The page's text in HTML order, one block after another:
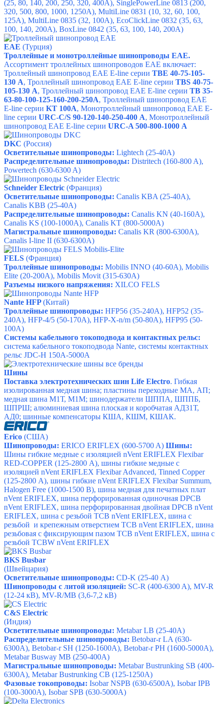
(25, 80, 140, 200, 250, 320, 400A), SinglePowerLine 0813 (200,
320, 500, 800, 1000, 1250A), MultiLine 0831 (10, 32, 60, 100,
125A), MultiLine 0835 (32, 100A), EcoClickLine 0832 (35, 63,
100, 140, 200A), BoxLine 0842 (35, 63, 100, 140, 200A)
EAE (Турция)
Троллейные и монотроллейные шинопроводы ЕАЕ.
Ассортимент троллейных шинопроводов ЕАЕ включает:
Троллейный шинопровод EAE E-line серии TBE 40-75-105-
130 А, Троллейный шинопровод EAE E-line серии TBS 40-75-
105-130 А, Троллейный шинопровод EAE E-line серии TB 35-
63-80-100-125-160-200-250A, Троллейный шинопровод EAE
E-line серии KT 100A, Монотроллейный шинопровод EAE E-
line серии URC-C/S 90-120-140-250-400 А, Монотроллейный
шинопровод EAE E-line серии URC-A 500-800-1000 А
DKC (Россия)
Осветительные шинопроводы: Lightech (25-40A)
Распределительные шинопроводы: Distritech (160-800 A),
Powertech (630-6300 A)
Schneider Electric (Франция)
Осветительные шинопроводы: Canalis KBA (25-40A),
Canalis KBB (25-40A)
Распределительные шинопроводы: Canalis KN (40-160A),
Canalis KS (100-1000A), Canalis KT (800-5000A)
Магистральные шинопроводы: Canalis KR (800-6300A),
Canalis I-line II (630-6300A)
FELS (Франция)
Троллейные шинопроводы: Mobilis INNO (40-60A), Mobilis
Elite (20-200A), Mobilis Movit (315-630A)
Разъемы низкого напряжения: XILCO FELS
Nante HFP(Китай)
Троллейные шинопроводы: HFP56 (35-240A), HFP52 (35-
240A), HFP-4/5 (50-170A), HFP-X-n/m (50-80A), HFP95 (50-
100A)
Системы кабельного токоподвода и контактных рельс:
система кабельного токоподвода Nante, системы контактных
рельс JDC-H 150А-5000А
Шины
Поставка электротехнических шин Life Electro. Гибкая
изолированная медная шина; пластины переходные МА, АП;
медная шина М1Т, М1М; шинодержатели ШППА, ШППБ,
ШПРШ; алюминиевая шина плоская и коробчатая АД31Т,
АД0; шинные компенсаторы КША, КШМ, КШАК.
Erico (США)
Шинопроводы: ERICO ERIFLEX (600-5700 A) Шины:
Шины гибкие медные с изоляцией nVent ERIFLEX Flexibar
RED-COPPER (125-2800 А), шины гибкие медные с
изоляцией nVent ERIFLEX Flexibar Advanced, Tinned Copper
(125-2800 А), шины гибкие nVent ERIFLEX Flexibar Summum,
Halogen Free (1000-1500 В), шина медная для печатных плат
nVent ERIFLEX, шина перфорированная одиночная DPCB
nVent ERIFLEX, шина перфорированная двойная DPCB nVent
ERIFLEX, шина с резьбой ТСВ nVent ERIFLEX, шина с
резьбой и крепежным отверстием ТСВ nVent ERIFLEX, шина
резьбовая с фиксирующим пазом ТСВ nVent ERIFLEX, шина с
резьбой TCBW nVent ERIFLEX
BKS Busbar
(Швейцария)
Осветительные шинопроводы: CD-K (25-40 А)
Шинопроводы с литой изоляцией: SC-R (400-6300 A), MV-R
(12-24 кВ), MV-R/MB (3,6-7,2 кВ)
C&S Electric
(Индия)
Осветительные шинопроводы: Metabar LB (25-40A)
Распределительные шинопроводы: Betobar-r LA (630-
6300A), Betobar-r SH (1250-1600A), Betobar-r PH (1600-5000A),
Metabar Busway MB (250-400A)
Магистральные шинопроводы: Metabar Bustrunking SB (400-
6300A), Metabar Bustrunking CB (125-1250A)
Фазовые токопроводы: Isobar NSPB (630-6500A), Isobar IPB
(100-3000A), Isobar SPB (630-5000A)